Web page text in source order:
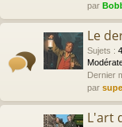
par
Le
Sujets :
Dernier
par
L'art